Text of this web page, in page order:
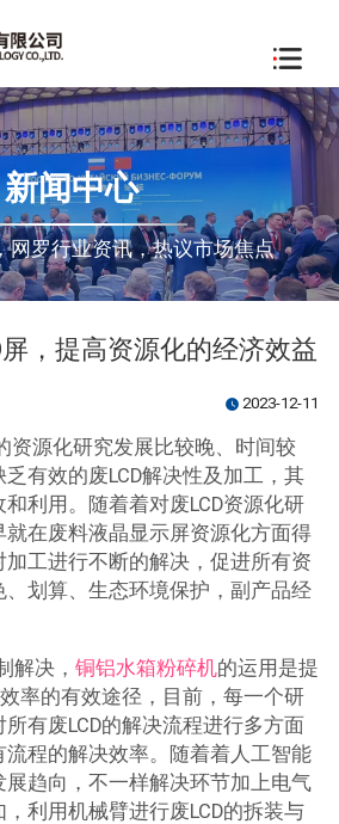
新闻中心
网罗行业资讯，热议市场焦点
，提高资源化的经济效益
watch_later 2023-12-11
资源化研究发展比较晚、时间较
有效的废LCD解决性及加工，其
利用。随着着对废LCD资源化研
在废料液晶显示屏资源化方面得
工进行不断的解决，促进所有资
划算、生态环境保护，副产品经
解决，铜铝水箱粉碎机的运用是提
率的有效途径，目前，每一个研
有废LCD的解决流程进行多方面
程的解决效率。随着着人工智能
趋向，不一样解决环节加上电气
利用机械臂进行废LCD的拆装与